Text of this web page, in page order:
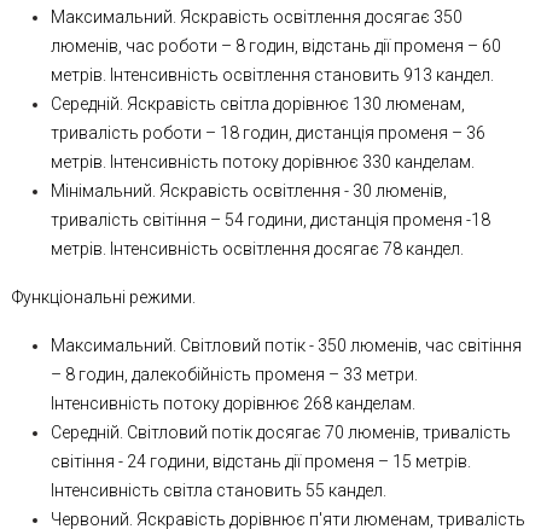
Максимальний. Яскравість освітлення досягає 350
люменів, час роботи – 8 годин, відстань дії променя – 60
метрів. Інтенсивність освітлення становить 913 кандел.
Середній. Яскравість світла дорівнює 130 люменам,
тривалість роботи – 18 годин, дистанція променя – 36
метрів. Інтенсивність потоку дорівнює 330 канделам.
Мінімальний. Яскравість освітлення - 30 люменів,
тривалість світіння – 54 години, дистанція променя -18
метрів. Інтенсивність освітлення досягає 78 кандел.
Функціональні режими.
Максимальний. Світловий потік - 350 люменів, час світіння
– 8 годин, далекобійність променя – 33 метри.
Інтенсивність потоку дорівнює 268 канделам.
Середній. Світловий потік досягає 70 люменів, тривалість
світіння - 24 години, відстань дії променя – 15 метрів.
Інтенсивність світла становить 55 кандел.
Червоний. Яскравість дорівнює п'яти люменам, тривалість